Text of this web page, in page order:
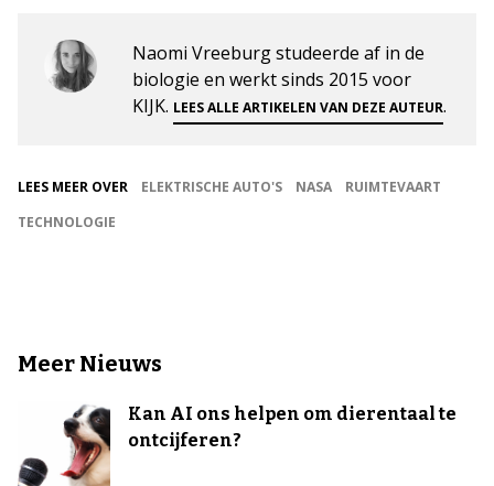
Naomi Vreeburg studeerde af in de
biologie en werkt sinds 2015 voor
KIJK. LEES ALLE ARTIKELEN VAN DEZE AUTEUR.
LEES MEER OVER ELEKTRISCHE AUTO'S NASA
RUIMTEVAART
TECHNOLOGIE
Meer Nieuws
Kan AI ons helpen om dierentaal te
ontcijferen?